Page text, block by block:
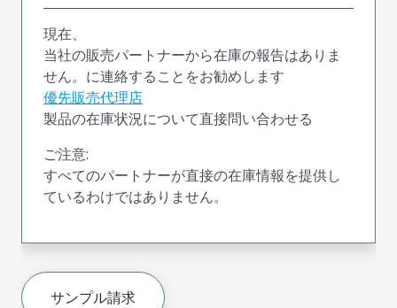
現在、
当社の販売パートナーから在庫の報告はありま
せん。に連絡することをお勧めします
優先販売代理店
製品の在庫状況について直接問い合わせる
ご注意:
すべてのパートナーが直接の在庫情報を提供し
ているわけではありません。
サンプル請求